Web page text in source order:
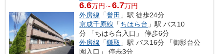
6.6万円～6.7万円
外房線 「誉田 」駅 徒歩24分
京成千原線 「ちはら台 」駅 バス10
分 「ちはら台入口」 停歩6分
外房線 「鎌取 」駅 バス16分 「御影台公
園入口」 停歩3分